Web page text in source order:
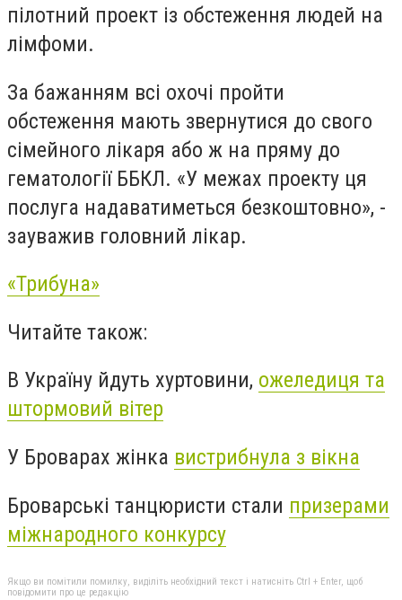
пілотний проект із обстеження людей на
лімфоми.
За бажанням всі охочі пройти
обстеження мають звернутися до свого
сімейного лікаря або ж на пряму до
гематології ББКЛ. «У межах проекту ця
послуга надаватиметься безкоштовно», -
зауважив головний лікар.
«Трибуна»
Читайте також:
В Україну йдуть хуртовини, ожеледиця та
штормовий вітер
У Броварах жінка вистрибнула з вікна
Броварські танцюристи стали призерами
міжнародного конкурсу
Якщо ви помітили помилку, виділіть необхідний текст і натисніть Ctrl + Enter, щоб
повідомити про це редакцію